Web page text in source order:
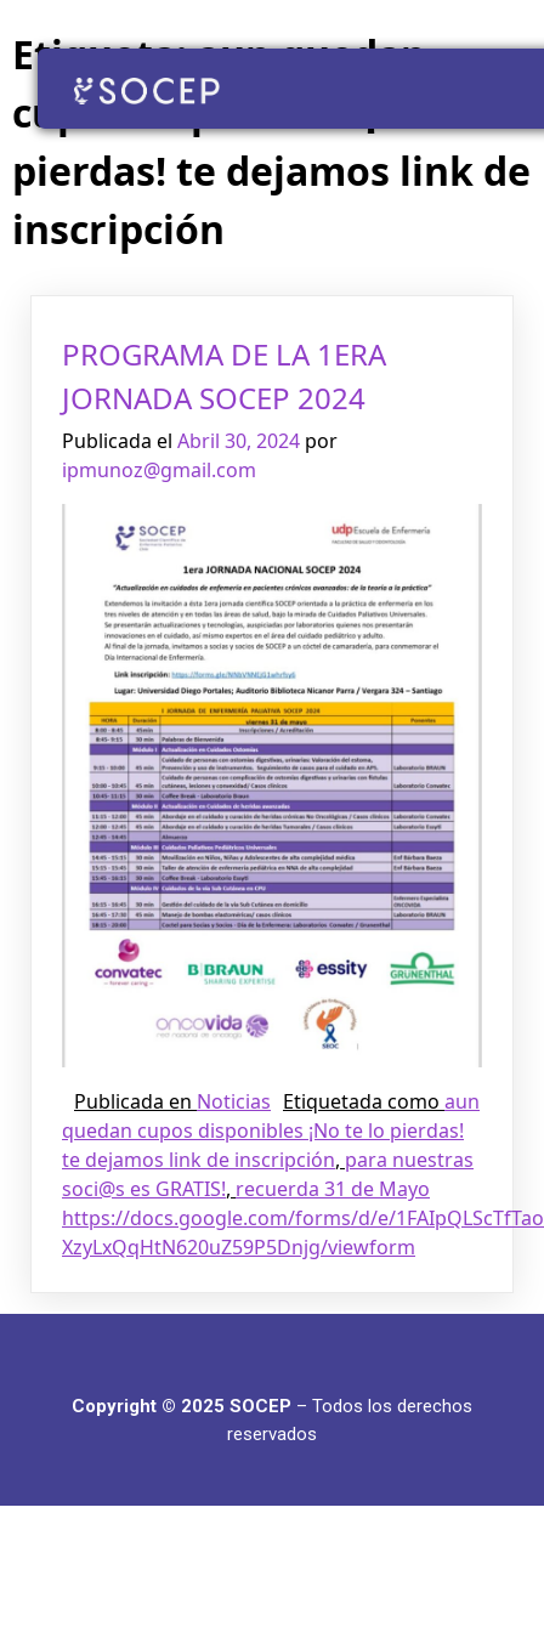
Etiqueta:aun quedan
cupos disponibles ¡No te lo
pierdas! te dejamos link de
inscripción
PROGRAMA DE LA 1ERA
JORNADA SOCEP 2024
Publicada el Abril 30, 2024 por
ipmunoz@gmail.com
Publicada en Noticias Etiquetada como aun
quedan cupos disponibles ¡No te lo pierdas!
te dejamos link de inscripción, para nuestras
soci@s es GRATIS!, recuerda 31 de Mayo
https://docs.google.com/forms/d/e/
XzyLxQqHtN620uZ59P5Dnjg/viewform
Copyright © 2025 SOCEP – Todos los derechos
reservados